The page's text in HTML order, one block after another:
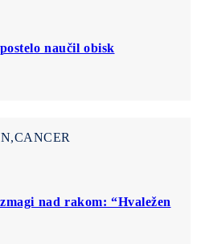
naučil obisk
nad rakom: “Hvaležen